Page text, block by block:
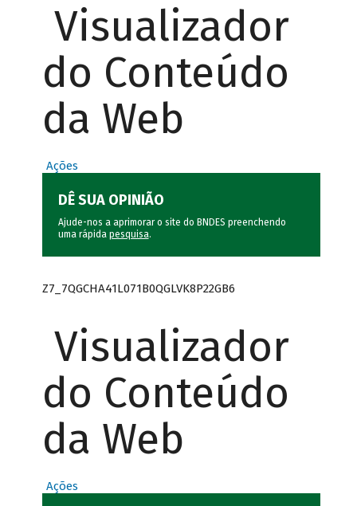
Visualizador
do Conteúdo
da Web
Ações
DÊ SUA OPINIÃO
Ajude-nos a aprimorar o site do BNDES preenchendo
uma rápida pesquisa.
Z7_7QGCHA41L071B0QGLVK8P22GB6
Visualizador
do Conteúdo
da Web
Ações